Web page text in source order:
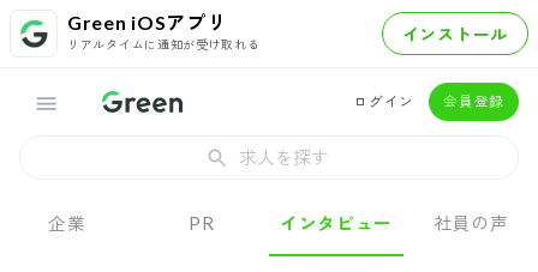
Green iOSアプリ
リアルタイムに通知が受け取れる インストール
ログイン 会員登録
求人を探す
企業 PR インタビュー 社員の声